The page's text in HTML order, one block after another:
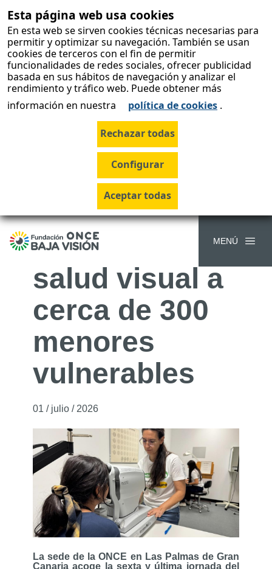
skip-to-
content
Esta página web usa cookies
En esta web se sirven cookies técnicas necesarias para
permitir y optimizar su navegación. También se usan
cookies de terceros con el fin de permitir
funcionalidades de redes sociales, ofrecer publicidad
basada en sus hábitos de navegación y analizar el
rendimiento y tráfico web. Puede obtener más
información en nuestra
política de cookies .
MENÚ
‘Cada mirada
merece un
futuro claro’
culmina en
Canarias tras
acercar la
salud visual a
cerca de 300
menores
vulnerables
01 / julio / 2026
01 de julio de 2026
La sede de la ONCE en Las Palmas de Gran
Canaria acoge la sexta y última jornada del